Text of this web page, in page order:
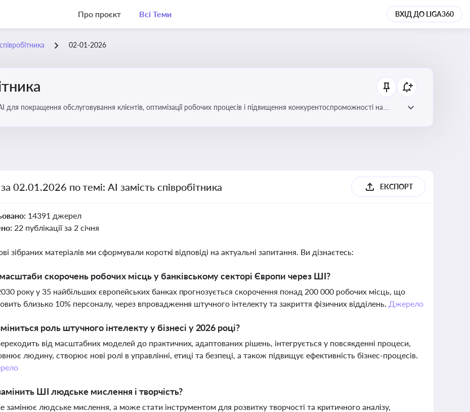
Про проєкт Всі Теми ВХІД ДО LIGA360
02-01-2026
для покращення обслуговування клієнтів, оптимізації робочих процесів і підвищення конкурентоспроможності на
02.01.2026 по темі: АІ замість співробітника ЕКСПОРТ
14391 джерел
22 публікації за 2 січня
зібраних матеріалів ми сформували короткі відповіді на актуальні запитання. Ви дізнаєтесь:
скорочень робочих місць у банківському секторі Європи через ШІ?
року у 35 найбільших європейських банках прогнозується скорочення понад 200 000 робочих місць, що
близько 10% персоналу, через впровадження штучного інтелекту та закриття фізичних відділень. Джерело
роль штучного інтелекту у бізнесі у 2026 році?
від масштабних моделей до практичних, адаптованих рішень, інтегрується у повсякденні процеси,
людину, створює нові ролі в управлінні, етиці та безпеці, а також підвищує ефективність бізнес-процесів.
ШІ людське мислення і творчість?
замінює людське мислення, а може стати інструментом для розвитку творчості та критичного аналізу,